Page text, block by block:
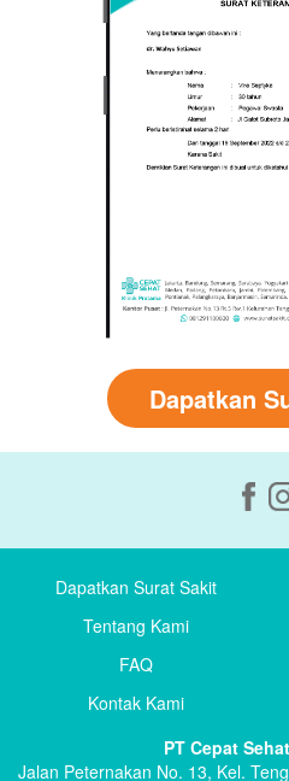
Dapatkan
Dapatkan Surat Sakit
Tentang Kami
FAQ
Kontak Kami
PT Cepat
Jalan Peternakan No. 13, Kel.